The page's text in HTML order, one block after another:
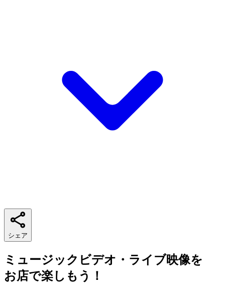
シェア
ミュージックビデオ・ライブ映像を
お店で楽しもう！